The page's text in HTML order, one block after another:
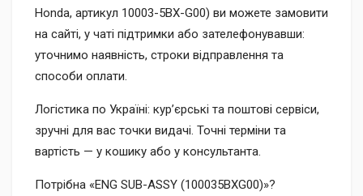
Honda, артикул 10003-5BX-G00) ви можете замовити
на сайті, у чаті підтримки або зателефонувавши:
уточнимо наявність, строки відправлення та
способи оплати.
Логістика по Україні: кур’єрські та поштові сервіси,
зручні для вас точки видачі. Точні терміни та
вартість — у кошику або у консультанта.
Потрібна «ENG SUB-ASSY (100035BXG00)»?